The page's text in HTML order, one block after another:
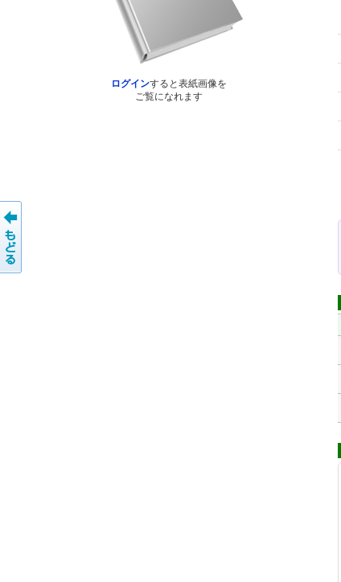
ログインすると表紙画像を
ご覧になれます